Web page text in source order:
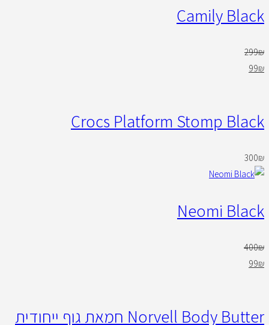
Camily Black
299₪
99₪
Crocs Platform Stomp Black
300₪
Neomi Black
400₪
99₪
Norvell Body Butter חמאת גוף ייחודית